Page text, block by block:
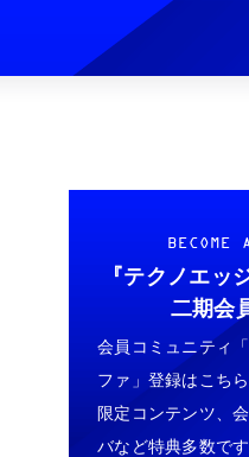
BECOME
『テクノエッ
二期会
会員コミュニティ
ファ」登録はこち
限定コンテンツ、
バなど特典多数です